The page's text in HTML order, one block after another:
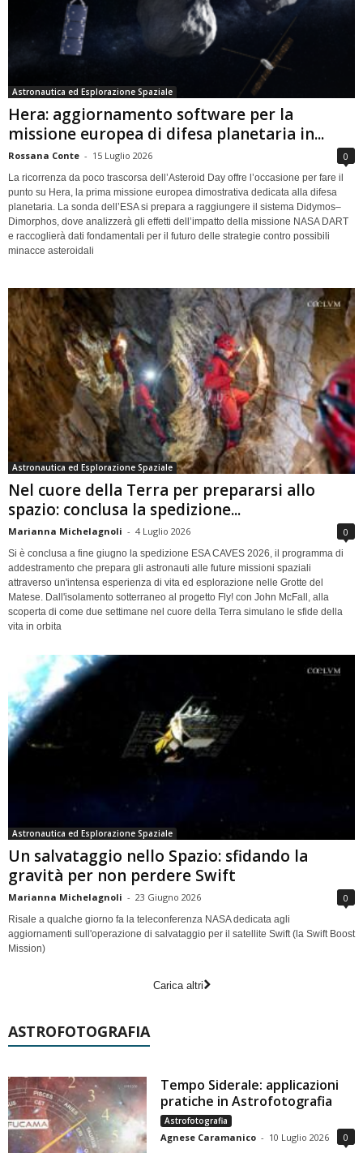
Astronautica ed Esplorazione Spaziale
Hera: aggiornamento software per la
missione europea di difesa planetaria in...
Rossana Conte - 15 Luglio 2026 0
La ricorrenza da poco trascorsa dell’Asteroid Day offre l’occasione per fare il
punto su Hera, la prima missione europea dimostrativa dedicata alla difesa
planetaria. La sonda dell’ESA si prepara a raggiungere il sistema Didymos–
Dimorphos, dove analizzerà gli effetti dell’impatto della missione NASA DART
e raccoglierà dati fondamentali per il futuro delle strategie contro possibili
minacce asteroidali
Astronautica ed Esplorazione Spaziale
Nel cuore della Terra per prepararsi allo
spazio: conclusa la spedizione...
Marianna Michelagnoli - 4 Luglio 2026 0
Si è conclusa a fine giugno la spedizione ESA CAVES 2026, il programma di
addestramento che prepara gli astronauti alle future missioni spaziali
attraverso un'intensa esperienza di vita ed esplorazione nelle Grotte del
Matese. Dall'isolamento sotterraneo al progetto Fly! con John McFall, alla
scoperta di come due settimane nel cuore della Terra simulano le sfide della
vita in orbita
Astronautica ed Esplorazione Spaziale
Un salvataggio nello Spazio: sfidando la
gravità per non perdere Swift
Marianna Michelagnoli - 23 Giugno 2026 0
Risale a qualche giorno fa la teleconferenza NASA dedicata agli
aggiornamenti sull'operazione di salvataggio per il satellite Swift (la Swift Boost
Mission)
Carica altri
ASTROFOTOGRAFIA
Tempo Siderale: applicazioni
pratiche in Astrofotografia
Astrofotografia
Agnese Caramanico - 10 Luglio 2026 0